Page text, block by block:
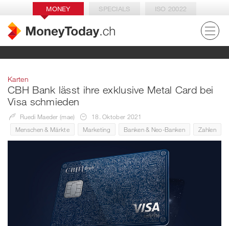
MONEY SPECIALS ISO 20022
Karten
CBH Bank lässt ihre exklusive Metal Card bei
Visa schmieden
Ruedi Maeder (mae)
18. Oktober 2021
Menschen & Märkte
Marketing Banken & Neo-Banken Zahlen